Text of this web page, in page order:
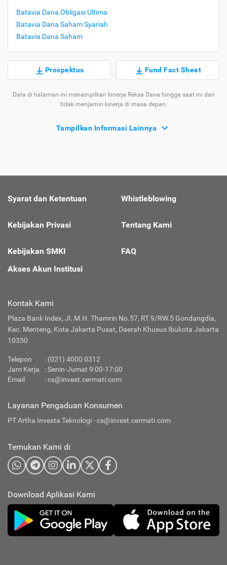
Batavia Dana Obligasi Ultima
Batavia Dana Saham Syariah
Batavia Dana Saham
Prospektus Fund Fact Sheet
Data di halaman ini menampilkan kinerja Reksa Dana hingga saat ini dan
tidak menjamin kinerja di masa depan.
Tampilkan Informasi Lainnya
Syarat dan Ketentuan
Kebijakan Privasi
Kebijakan SMKI
Whistleblowing
Tentang Kami
FAQ
Akses Akun Institusi
Kontak Kami
Plaza Bank Index, Jl. M.H. Thamrin No.57, RT.9/RW.5 Gondangdia,
Kec. Menteng, Kota Jakarta Pusat, Daerah Khusus Ibukota Jakarta
10350
Telepon
: (021) 4000 0312
Jam Kerja
: Senin-Jumat 9:00-17:00
Email
:cs@invest.cermati.com
Layanan Pengaduan Konsumen
PT Artha Investa Teknologi -cs@invest.cermati.com
Temukan Kami di
Download Aplikasi Kami